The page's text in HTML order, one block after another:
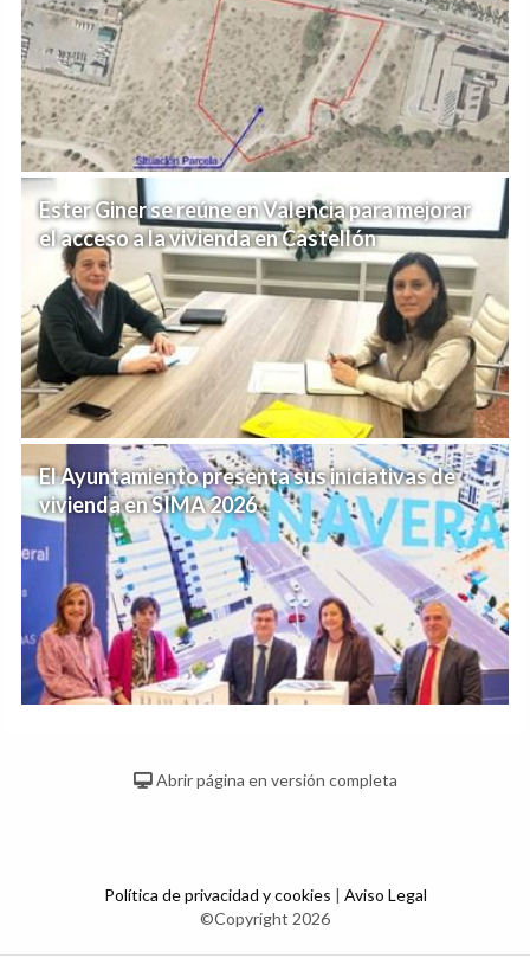
Ester Giner se reúne en Valencia para mejorar
el acceso a la vivienda en Castellón
El Ayuntamiento presenta sus iniciativas de
vivienda en SIMA 2026
Abrir página en versión completa
Política de privacidad y cookies | Aviso Legal
©Copyright 2026